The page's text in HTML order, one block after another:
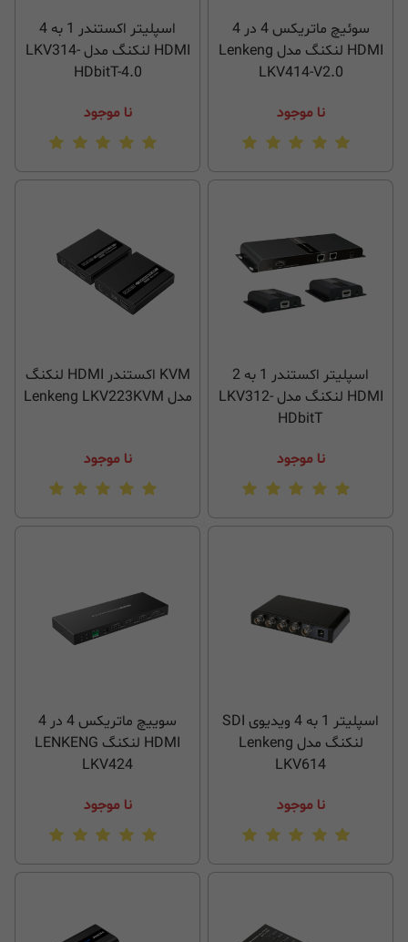
سوئیچ ماتریکس 4 در 4
HDMI لنکنگ مدل Lenkeng
LKV414-V2.0
نا موجود
اسپلیتر اکستندر 1 به 4
HDMI لنکنگ مدل LKV314-
HDbitT-4.0
نا موجود
اسپلیتر اکستندر 1 به 2
HDMI لنکنگ مدل LKV312-
HDbitT
نا موجود
KVM اکستندر HDMI لنکنگ
مدل Lenkeng LKV223KVM
نا موجود
اسپلیتر 1 به 4 ویدیوی SDI
لنکنگ مدل Lenkeng
LKV614
نا موجود
سوییچ ماتریکس 4 در 4
HDMI لنکنگ LENKENG
LKV424
نا موجود